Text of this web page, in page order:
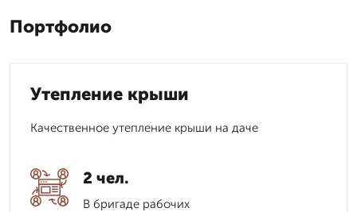
Портфолио
Утепление крыши
Качественное утепление крыши на даче
2 чел.
В бригаде рабочих